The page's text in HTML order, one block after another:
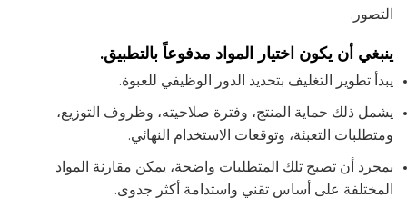
التصور.
ينبغي أن يكون اختيار المواد مدفوعاً بالتطبيق.
يبدأ تطوير التغليف بتحديد الدور الوظيفي للعبوة.
يشمل ذلك حماية المنتج، وفترة صلاحيته، وظروف التوزيع،
ومتطلبات التعبئة، وتوقعات الاستخدام النهائي.
بمجرد أن تصبح تلك المتطلبات واضحة، يمكن مقارنة المواد
المختلفة على أساس تقني واستدامة أكثر جدوى.